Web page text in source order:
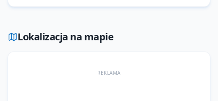
Lokalizacja na mapie
REKLAMA